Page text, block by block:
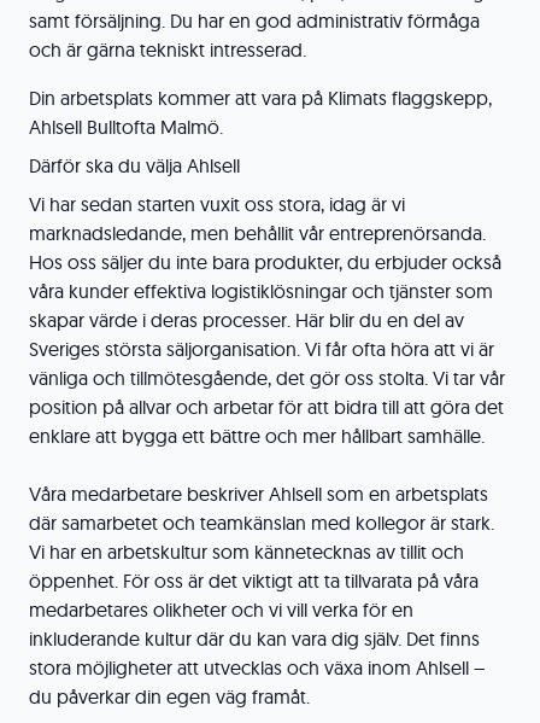
samt försäljning. Du har en god administrativ förmåga
och är gärna tekniskt intresserad.
Din arbetsplats kommer att vara på Klimats flaggskepp,
Ahlsell Bulltofta Malmö.
Därför ska du välja Ahlsell
Vi har sedan starten vuxit oss stora, idag är vi
marknadsledande, men behållit vår entreprenörsanda.
Hos oss säljer du inte bara produkter, du erbjuder också
våra kunder effektiva logistiklösningar och tjänster som
skapar värde i deras processer. Här blir du en del av
Sveriges största säljorganisation. Vi får ofta höra att vi är
vänliga och tillmötesgående, det gör oss stolta. Vi tar vår
position på allvar och arbetar för att bidra till att göra det
enklare att bygga ett bättre och mer hållbart samhälle.
Våra medarbetare beskriver Ahlsell som en arbetsplats
där samarbetet och teamkänslan med kollegor är stark.
Vi har en arbetskultur som kännetecknas av tillit och
öppenhet. För oss är det viktigt att ta tillvarata på våra
medarbetares olikheter och vi vill verka för en
inkluderande kultur där du kan vara dig själv. Det finns
stora möjligheter att utvecklas och växa inom Ahlsell –
du påverkar din egen väg framåt.